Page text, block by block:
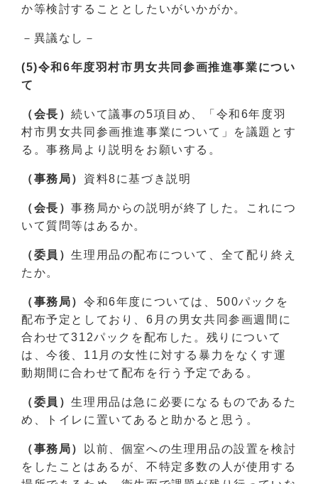
か等検討することとしたいがいかがか。
－異議なし－
(5)令和6年度羽村市男女共同参画推進事業につい
て
（会長）続いて議事の5項目め、「令和6年度羽
村市男女共同参画推進事業について」を議題とす
る。事務局より説明をお願いする。
（事務局） 資料8に基づき説明
（会長）事務局からの説明が終了した。これにつ
いて質問等はあるか。
（委員）生理用品の配布について、全て配り終え
たか。
（事務局） 令和6年度については、500パックを
配布予定としており、6月の男女共同参画週間に
合わせて312パックを配布した。残りについて
は、今後、11月の女性に対する暴力をなくす運
動期間に合わせて配布を行う予定である。
（委員）生理用品は急に必要になるものであるた
め、トイレに置いてあると助かると思う。
（事務局）
以前、個室への生理用品の設置を検討
をしたことはあるが、不特定多数の人が使用する